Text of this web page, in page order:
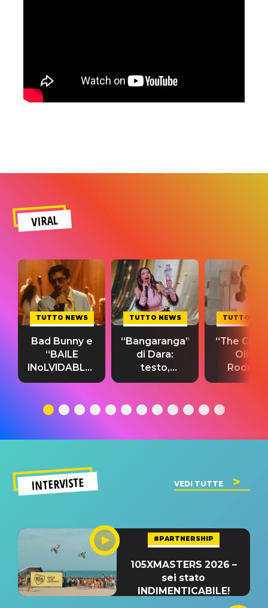
VIRAL
TUTTO NEWS
Bad Bunny e
“BAILE
INoLVIDABLE”:
testo,
significato
TUTTO NEWS
“Bangaranga”
di Dara:
testo,
traduzione e
del singolo
TUTTO
“The
Olivia
testo,
INTERVISTE VEDI TUTTE
#PARTNERSHIP
105XMASTERS 2026 –
sei stato
INDIMENTICABILE!